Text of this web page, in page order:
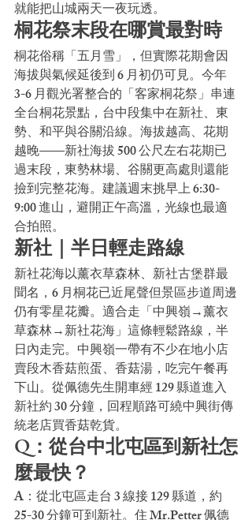
就能把山城兩天一夜玩透。
桐花祭末段在哪賞最對時
桐花俗稱「五月雪」，但實際花期會因
海拔與氣候延後到 6 月初仍可見。今年
3-6 月觀光署整合的「客家桐花祭」串連
全台桐花景點，台中段集中在新社、東
勢、和平與谷關沿線。海拔越高、花期
越晚——新社海拔 500 公尺左右花期已
過末段，東勢林場、谷關更高處則還能
撿到完整花海。建議週末挑早上 6:30-
9:00 進山，避開正午高溫，光線也最適
合拍照。
新社｜半日輕走路線
新社花海以薰衣草森林、新社古堡群最
聞名，6 月桐花已近尾聲但景區步道周邊
仍有零星花瓣。適合走「中興嶺→薰衣
草森林→新社花海」這條輕鬆路線，半
日內走完。中興嶺一帶有不少在地小店
賣段木香菇煎蛋、香菇湯，吃完午餐再
下山。從佩德先生開車經 129 縣道進入
新社約 30 分鐘，回程順路可繞中興街傳
統老店買香菇乾貨。
Q：從台中北屯區到新社怎
麼最快？
A：從北屯區走台 3 線接 129 縣道，約